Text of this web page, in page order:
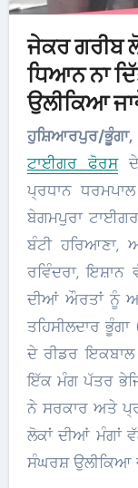
ਜੇਕਰ ਗਰੀਬ
ਧਿਆਨ ਨਾ
ਉਲੀਕਿਆ
ਹੁਸ਼ਿਆਰਪੁਰ/
ਟਾਈਗਰ ਫੋਰਸ
ਪ੍ਰਧਾਨ
ਬੇਗਮਪੁਰਾ
ਬੰਟੀ ਹਰਿਆਣਾ,
ਰਵਿੰਦਰਾ,
ਦੀਆਂ ਔਰਤਾਂ ਨੂੰ
ਤਹਿਸੀਲਦਾਰ
ਦੇ ਰੀਡਰ ਇਕਬਾਲ
ਇੱਕ ਮੰਗ ਪੱਤਰ
ਨੇ ਸਰਕਾਰ ਅਤੇ
ਲੋਕਾਂ ਦੀਆਂ ਮੰਗਾਂ
ਸੰਘਰਸ਼ ਉਲੀਕਿਆ